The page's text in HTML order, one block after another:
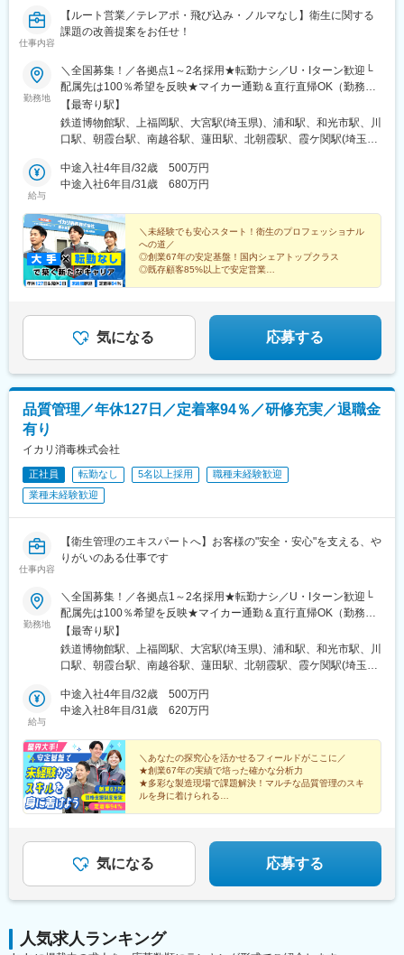
駅、舟入川口町駅、長楽寺駅、福山駅、周防花岡駅、琴電屋島
駅、久米駅、徳力嵐山口駅、東比恵駅、室見駅、久留米大学前
戸越公園駅、梶原駅、西高島平駅、府中駅(東京都)、二子新地駅、
稲荷町駅(富山県)、可児駅、北岡崎駅、青山駅(愛知県)、新上挙母
駅、安城駅、三河塩津駅、なかもず駅、摂津富田駅、芦屋駅(東海
道本線)、高取駅、潟元駅、郡元駅(鹿児島市電)、有明駅(東京都)、
中延駅、尾久駅、高島平駅、不二越駅、百舌鳥八幡駅、打出駅、
仕事内容
【ルート営業／テレアポ・飛び込み・ノルマなし】衛生に関する
課題の改善提案をお任せ！
勤務地
＼全国募集！／各拠点1～2名採用★転勤ナシ／U・Iターン歓迎└
配属先は100％希望を反映★マイカー通勤＆直行直帰OK（勤務地
や現場による）＼積極採用エリア／【北海道】北海道／旭川市、
北見市、釧路市【東北】宮城県／仙台市【関東】茨城県／つくば
市 東京都／江東区、町田市、武蔵村山市 埼玉県
伊勢原市 山梨県／中央市【東海】岐阜県／羽島
市 愛知県／名古屋市、知立市 三重県／四日市市
市 大阪府／東大阪市 兵庫県／加古川市、神戸
市、西宮市【中国】鳥取県／米子市 岡山県／岡山市【四
国】徳島県／徳島市 広島県／福山市【九州】福岡県／福
岡市 熊本県／熊本市 鹿児島県／鹿児島市※詳しい
所在地は当社HPをご覧ください。
【最寄り駅】
鉄道博物館駅、上福岡駅、大宮駅(埼玉県)、浦和駅、和光市駅、川
口駅、朝霞台駅、南越谷駅、蓮田駅、北朝霞駅、霞ケ関駅(埼玉
心駅、武蔵浦和駅、所沢駅、北浦和駅、志木駅、草加駅、上尾
駅、東川口駅、谷塚駅、朝霞駅、春日部駅、戸田公園駅、東大宮
駅、せんげん台駅、与野駅、熊谷駅、本川越駅、新所沢駅、越谷
駅、代々木駅、新宿駅、渋谷駅、池袋駅、四ツ谷駅、大手町駅(東
京都)、新秋津駅、品川駅、市ケ谷駅、石神井公園駅、馬喰町駅、
京成金町駅、北千住駅、分倍河原駅、汐留駅、秋葉原駅、高田馬
場駅、立川駅、小竹向原駅、下北沢駅、上野駅、大塚駅前駅、井
駅、国立駅、神保町駅、九段下駅、浜松町駅、五反田駅、要町
駅、笹塚駅、武蔵砂川駅、淵野辺駅、愛甲石田駅、新羽駅、善行
模原駅、鶴見駅、上大岡駅、桜木町駅、小田原駅、長津田駅、海
老名駅(相模線)、あざみ野駅、本厚木駅、新百合ケ丘駅、相模大野
神線)、京橋駅(大阪府)、堺筋本町駅、和泉府中駅、鶴橋駅、東梅
田駅、桜ノ宮駅、天王寺駅前駅、日本橋駅(大阪府)、大阪難波駅、
高槻駅、新今宮駅前駅、北野田駅、西梅田駅、森ノ宮駅、谷町六
丁目駅、新今宮駅、茨木駅、西大橋駅、都島駅、天下茶屋駅、淀
駅、長田駅(大阪府)、春田駅、覚王山駅、知立駅、近鉄名古屋駅、
金山駅(愛知県)、共和駅、伏見駅(愛知県)、豊橋駅、矢場町駅、藤
崎駅、大曽根駅、神宮前駅、豊田市駅、三郷駅(愛知県)、一社駅、
鳴海駅、池下駅、江南駅(愛知県)、岩塚駅、神領駅、桜山駅、刈谷
駅、西春駅、塩釜口駅、大元駅、岡山駅、中庄駅、東岡山駅、西
大寺駅、新倉敷駅、上島駅、浜松駅、曳馬駅、天竜川駅、助信
駅、八幡駅(静岡県)、企救丘駅、南小倉駅、香春口三萩野駅、折尾
府)、京阪山科駅、烏丸駅、郡山富田駅、郡山駅(福島県)、安積永
盛駅、須賀川駅、福島駅(福島県)、東山公園駅(鳥取県)、米子駅、
崎駅、山梨市駅、韮崎駅、酒折駅、東比恵駅、博多駅、西鉄福岡
駅、中洲川端駅、北長岡駅、越後湯沢駅、浦佐駅、燕三条駅、浜
の宮駅、加古川駅、桜島桟橋通駅、鹿児島駅、札幌駅、さっぽろ
駅、旭川四条駅、深川駅、三郷駅(埼玉県)、東新潟駅、新潟駅、亀
田駅、新津駅、豊栄駅、内野駅、西宮駅、西宮北口駅、芦屋駅(東
羽島市役所前駅、岐阜羽島駅、岐阜駅、大垣駅、穂積駅、西岐阜
駅、新鵜沼駅、千葉駅、柏駅、松戸駅、市川駅、海浜幕張駅、栗
林公園駅、高松駅(香川県)、瓦町駅、高松築港駅、坂出駅、丸亀
駅、偕楽園駅、研究学園駅、牛久駅、水戸駅、取手駅、守谷駅、
駅、北２４条駅、北広島駅、東尾道駅、福山駅、尾道駅、松永
駅、備後赤坂駅、市立体育館前駅、熊本駅、新水前寺駅、上熊本
給与
中途入社4年目/32歳 500万円
中途入社6年目/31歳 680万円
＼未経験でも安心スタート！衛生のプロフェッショナル
への道／
◎創業67年の安定基盤！国内シェアトップクラス
◎既存顧客85%以上で安定営業
気になる 応募する
品質管理／年休127日／定着率94％／研修充実／退職金
有り
イカリ消毒株式会社
正社員 転勤なし 5名以上採用
職種未経験歓迎
業種未経験歓迎
仕事内容
【衛生管理のエキスパートへ】お客様の"安全・安心"を支える、や
りがいのある仕事です
勤務地
＼全国募集！／各拠点1～2名採用★転勤ナシ／U・Iターン歓迎└
配属先は100％希望を反映★マイカー通勤＆直行直帰OK（勤務地
や現場による）＼積極採用エリア／【北海道】北海道／旭川市、
北見市、釧路市【東北】宮城県／仙台市【関東】茨城県／つくば
市 東京都／江東区、町田市、武蔵村山市 埼玉県
伊勢原市 山梨県／中央市【東海】岐阜県／羽島
市 愛知県／名古屋市、知立市 三重県／四日市市
市 大阪府／東大阪市 兵庫県／加古川市、神戸
市、西宮市【中国】鳥取県／米子市 岡山県／岡山市【四
国】徳島県／徳島市 広島県／福山市【九州】福岡県／福
岡市 熊本県／熊本市 鹿児島県／鹿児島市※詳しい
所在地は当社HPをご覧ください。
【最寄り駅】
鉄道博物館駅、上福岡駅、大宮駅(埼玉県)、浦和駅、和光市駅、川
口駅、朝霞台駅、南越谷駅、蓮田駅、北朝霞駅、霞ケ関駅(埼玉
心駅、武蔵浦和駅、所沢駅、北浦和駅、志木駅、草加駅、上尾
駅、東川口駅、谷塚駅、朝霞駅、春日部駅、戸田公園駅、東大宮
駅、せんげん台駅、与野駅、熊谷駅、本川越駅、新所沢駅、越谷
駅、代々木駅、新宿駅、渋谷駅、池袋駅、四ツ谷駅、大手町駅(東
京都)、新秋津駅、品川駅、市ケ谷駅、石神井公園駅、馬喰町駅、
京成金町駅、北千住駅、分倍河原駅、汐留駅、秋葉原駅、高田馬
場駅、立川駅、小竹向原駅、下北沢駅、上野駅、大塚駅前駅、井
駅、国立駅、神保町駅、九段下駅、浜松町駅、五反田駅、要町
駅、笹塚駅、武蔵砂川駅、淵野辺駅、愛甲石田駅、新羽駅、善行
老名駅(相模線)、あざみ野駅、本厚木駅、新百合ケ丘駅、相模大野
給与
中途入社4年目/32歳 500万円
中途入社8年目/31歳 620万円
＼あなたの探究心を活かせるフィールドがここに／
★創業67年の実績で培った確かな分析力
★多彩な製造現場で課題解決！マルチな品質管理のスキ
ルを身に着けられる
気になる 応募する
人気求人ランキング